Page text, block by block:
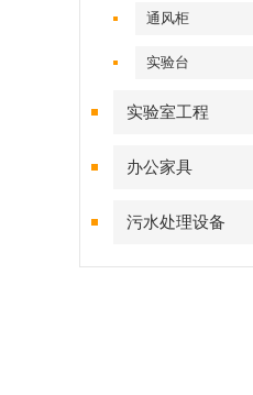
通风柜
实验台
实验室工程
办公家具
污水处理设备